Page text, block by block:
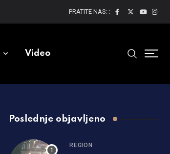
PRATITE NAS: :
Video
Poslednje objavljeno
REGION